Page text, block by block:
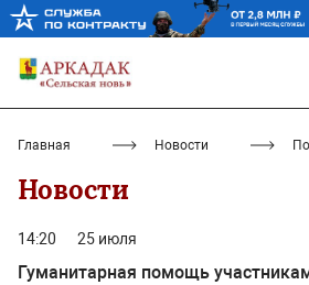
Главная Новости
Новости
14:20 25 июля
Гуманитарная помощь